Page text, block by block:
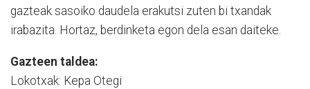
gazteak sasoiko daudela erakutsi zuten bi txandak
irabazita. Hortaz, berdinketa egon dela esan daiteke.
Gazteen taldea:
Lokotxak: Kepa Otegi